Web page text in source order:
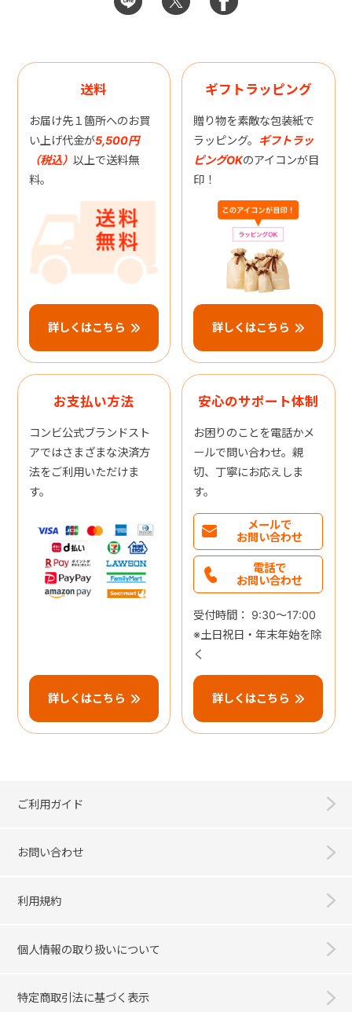
送料
お届け先１箇所へのお買
い上げ代金が5,500円
（税込） 以上で送料無
料。
詳しくはこちら
ギフトラッピング
贈り物を素敵な包装紙で
ラッピング。 ギフトラッ
ピングOKのアイコンが目
印！
詳しくはこちら
お支払い方法
コンビ公式ブランドスト
アではさまざまな決済方
法をご利用いただけま
す。
詳しくはこちら
安心のサポート体制
お困りのことを電話かメ
ールで問い合わせ。親
切、丁寧にお応えしま
す。
メールで
お問い合わせ
電話で
お問い合わせ
受付時間： 9:30～17:00
※土日祝日・年末年始を除
く
詳しくはこちら
ご利用ガイド
お問い合わせ
利用規約
個人情報の取り扱いについて
特定商取引法に基づく表示